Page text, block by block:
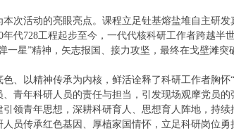
次活动的亮眼亮点。课程立足钍基熔盐堆自主研
代728工程起步至今，一代代核科研工作者跨越
一星”精神，矢志报国、接力攻坚，最终在戈壁滩
、以精神传承为内核，鲜活诠释了科研工作者胸
青年科研人员的责任与担当，引发现场观摩党员的
领青年思想，深耕科研育人、思想育人阵地，持
员传承红色基因、厚植家国情怀，立足科研岗位